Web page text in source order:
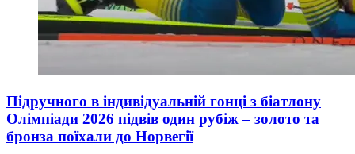
Підручного в індивідуальній гонці з біатлону
Олімпіади 2026 підвів один рубіж – золото та
бронза поїхали до Норвегії